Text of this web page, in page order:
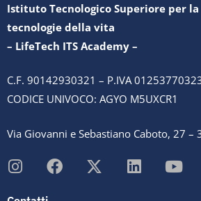
Istituto Tecnologico Superiore per
tecnologie della vita
– LifeTech ITS Academy –
C.F. 90142930321 – P.IVA
CODICE UNIVOCO: AGYO M5UXCR1
Via Giovanni e Sebastiano Caboto, 27 –